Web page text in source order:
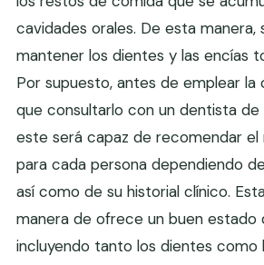
cavidades orales. De esta manera,
mantener los dientes y las encías
Por supuesto, antes de emplear la
que consultarlo con un dentista de
este será capaz de recomendar el
para cada persona dependiendo
así como de su historial clínico.
manera de ofrece un buen estado
incluyendo tanto los dientes como